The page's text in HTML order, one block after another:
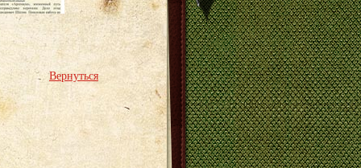
Вернуться